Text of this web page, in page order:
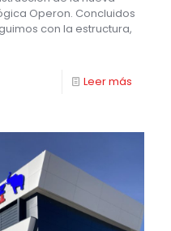
Operon. Concluidos
con la estructura,
Leer más